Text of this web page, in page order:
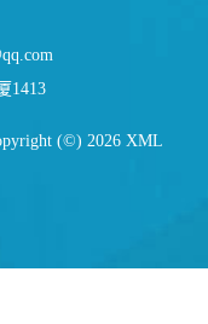
1413
(©) 2026 XML